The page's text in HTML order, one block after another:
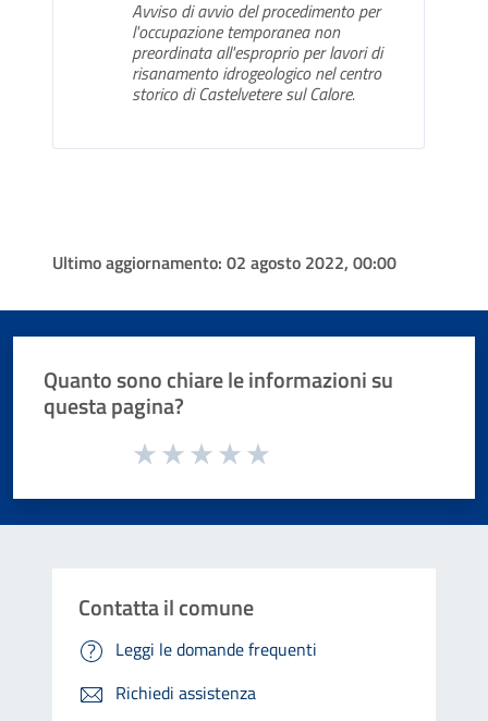
Avviso di avvio del procedimento per
l'occupazione temporanea non
preordinata all'esproprio per lavori di
risanamento idrogeologico nel centro
storico di Castelvetere sul Calore.
Ultimo aggiornamento: 02 agosto 2022, 00:00
Quanto sono chiare le informazioni su
questa pagina?
Valuta da 1 a 5 stelle la pagina
Contatta il comune
Leggi le domande frequenti
Richiedi assistenza